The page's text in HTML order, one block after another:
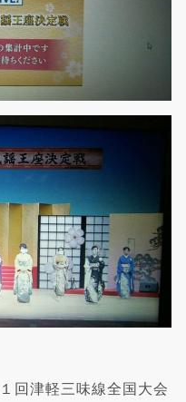
回津軽三味線全国大会